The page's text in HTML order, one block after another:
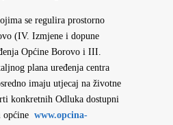
se regulira prostorno
(IV. Izmjene i dopune
Općine Borovo i III.
plana uređenja centra
imaju utjecaj na životne
konkretnih Odluka dostupni
općine www.opcina-